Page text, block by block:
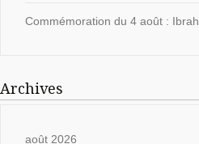
Commémoration du 4 août :
Archives
août 2026